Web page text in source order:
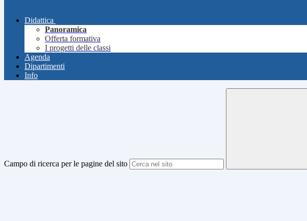
Didattica
Panoramica
Offerta formativa
I progetti delle classi
Agenda
Dipartimenti
Info
Campo di ricerca per le pagine del sito